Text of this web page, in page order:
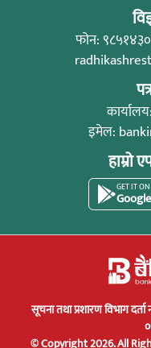
फोन:
इमेल:
हाम्रो
GET IT ON
सूचना तथा प्रशारण विभाग
© Copyright 2026. All